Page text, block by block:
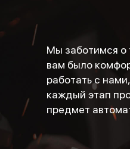
Мы заботимся о
вам было
работать с
каждый этап
предмет